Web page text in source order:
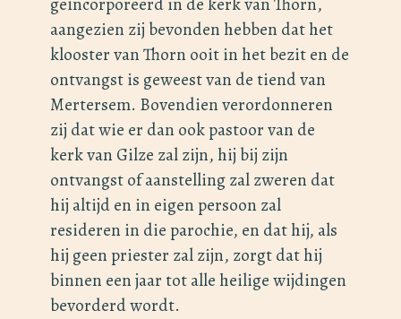
aangezien zij bevonden hebben dat het
klooster van Thorn ooit in het bezit en de
ontvangst is geweest van de tiend van
Mertersem. Bovendien verordonneren
zij dat wie er dan ook pastoor van de
kerk van Gilze zal zijn, hij bij zijn
ontvangst of aanstelling zal zweren dat
hij altijd en in eigen persoon zal
resideren in die parochie, en dat hij, als
hij geen priester zal zijn, zorgt dat hij
binnen een jaar tot alle heilige wijdingen
bevorderd wordt.